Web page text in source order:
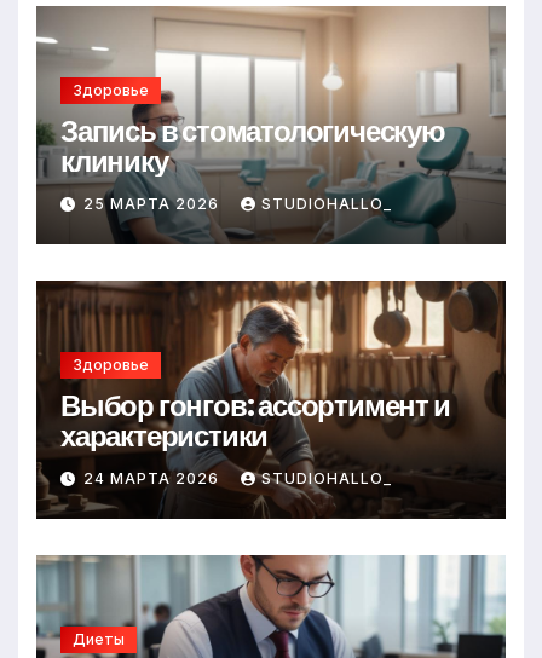
Здоровье
Запись в стоматологическую
клинику
25 МАРТА 2026 STUDIOHALLO_
Здоровье
Выбор гонгов: ассортимент и
характеристики
24 МАРТА 2026 STUDIOHALLO_
Диеты